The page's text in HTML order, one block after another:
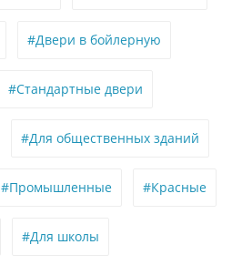
#Двери в бойлерную
#Стандартные двери
#Для общественных зданий
#Промышленные #Красные
#Для школы